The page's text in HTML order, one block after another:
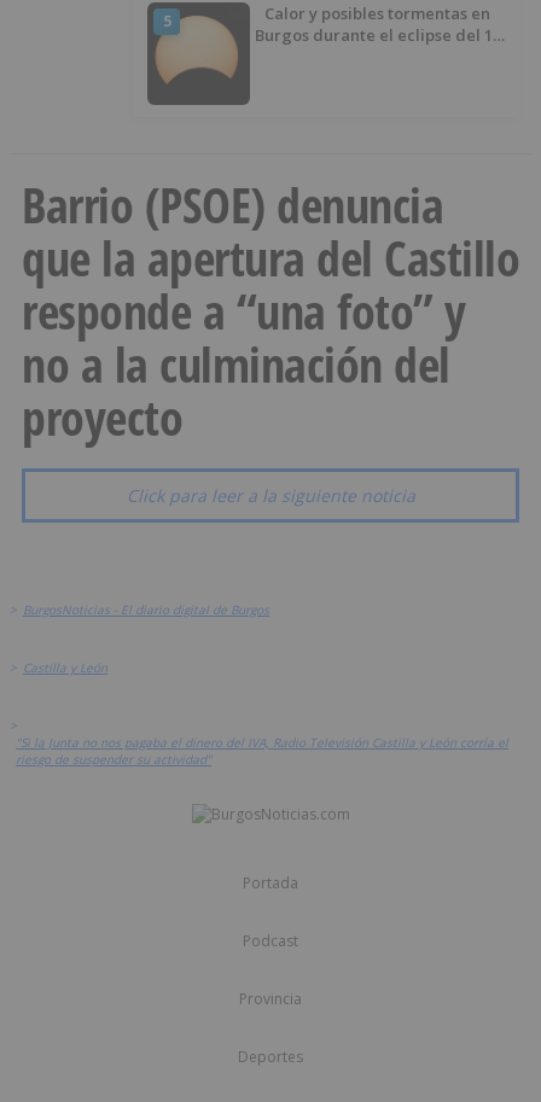
5
Calor y posibles tormentas en
Burgos durante el eclipse del 12
Barrio (PSOE) denuncia
que la apertura del Castillo
responde a “una foto” y
no a la culminación del
proyecto
Click para leer a la siguiente noticia
> BurgosNoticias - El diario digital de Burgos
> Castilla y León
>
"Si la Junta no nos pagaba el dinero del IVA, Radio Televisión Castilla y León corría el
riesgo de suspender su actividad"
Portada
Podcast
Provincia
Deportes